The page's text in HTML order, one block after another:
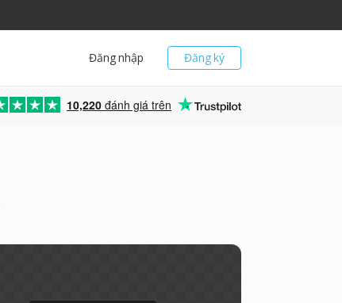
Đăng ký
Đăng nhập
10,220 đánh giá trên